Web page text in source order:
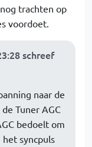
trachten op
voordoet.
schreef
naar de
Tuner AGC
bedoelt om
syncpuls